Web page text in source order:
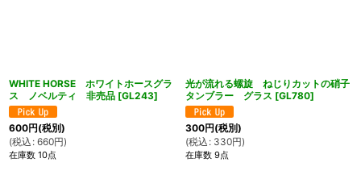
WHITE HORSE ホワイトホースグラ
ス ノベルティ 非売品 [GL243]
600円(税別)
(税込 : 660円)
在庫数 10点
光が流れる螺旋 ねじりカットの硝子
タンブラー グラス [GL780]
300円(税別)
(税込 : 330円)
在庫数 9点